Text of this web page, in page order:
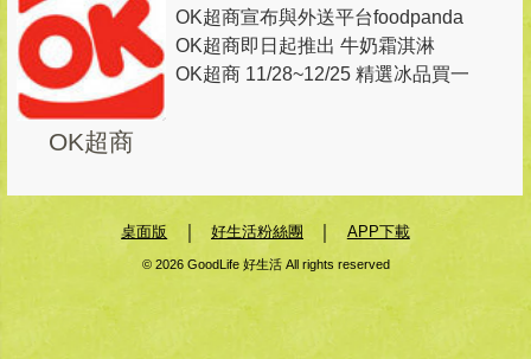
OK超商
10％回饋
OK超商宣布與外送平台foodpanda
合作， 11/22起 於雙北10間門市推
出點餐外送服務
OK超商即日起推出 牛奶霜淇淋
OK超商 11/28~12/25 精選冰品買一
桌面版 好生活粉絲團 APP下載
© 2026 GoodLife 好生活 All rights reserved